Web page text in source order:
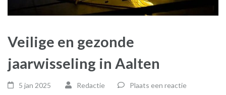
Veilige en gezonde
jaarwisseling in Aalten
5 jan 2025 Redactie Plaats een reactie